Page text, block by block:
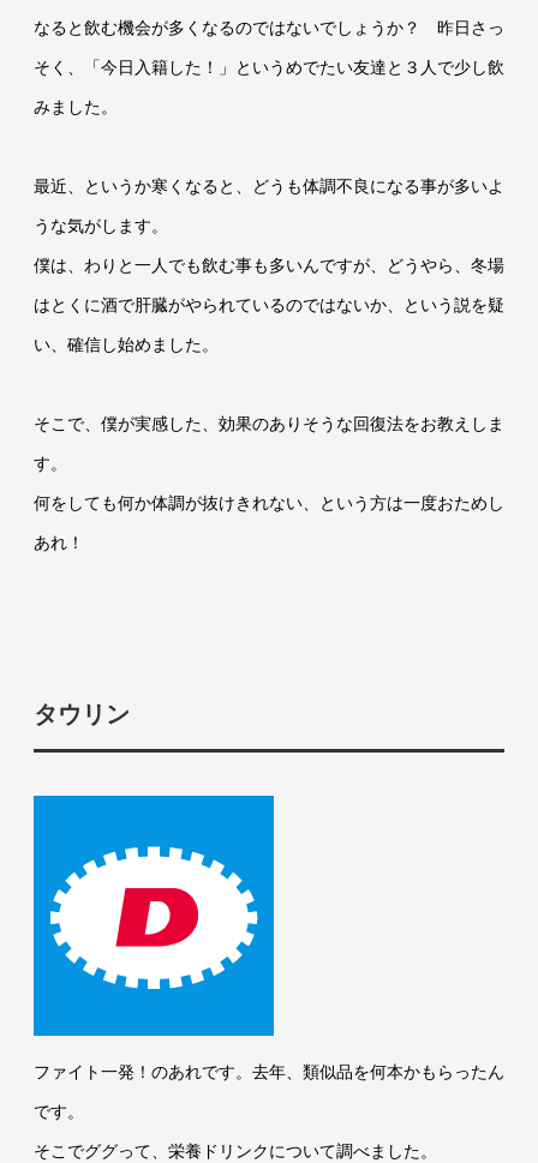
なると飲む機会が多くなるのではないでしょうか？ 昨日さっ
そく、「今日入籍した！」というめでたい友達と３人で少し飲
みました。
最近、というか寒くなると、どうも体調不良になる事が多いよ
うな気がします。
僕は、わりと一人でも飲む事も多いんですが、どうやら、冬場
はとくに酒で肝臓がやられているのではないか、という説を疑
い、確信し始めました。
そこで、僕が実感した、効果のありそうな回復法をお教えしま
す。
何をしても何か体調が抜けきれない、という方は一度おためし
あれ！
タウリン
ファイト一発！のあれです。去年、類似品を何本かもらったん
です。
そこでググって、栄養ドリンクについて調べました。